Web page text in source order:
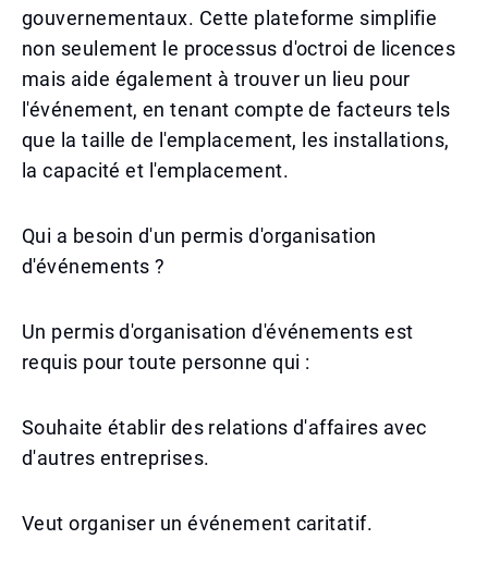
gouvernementaux. Cette plateforme simplifie
non seulement le processus d'octroi de licences
mais aide également à trouver un lieu pour
l'événement, en tenant compte de facteurs tels
que la taille de l'emplacement, les installations,
la capacité et l'emplacement.
Qui a besoin d'un permis d'organisation
d'événements ?
Un permis d'organisation d'événements est
requis pour toute personne qui :
Souhaite établir des relations d'affaires avec
d'autres entreprises.
Veut organiser un événement caritatif.